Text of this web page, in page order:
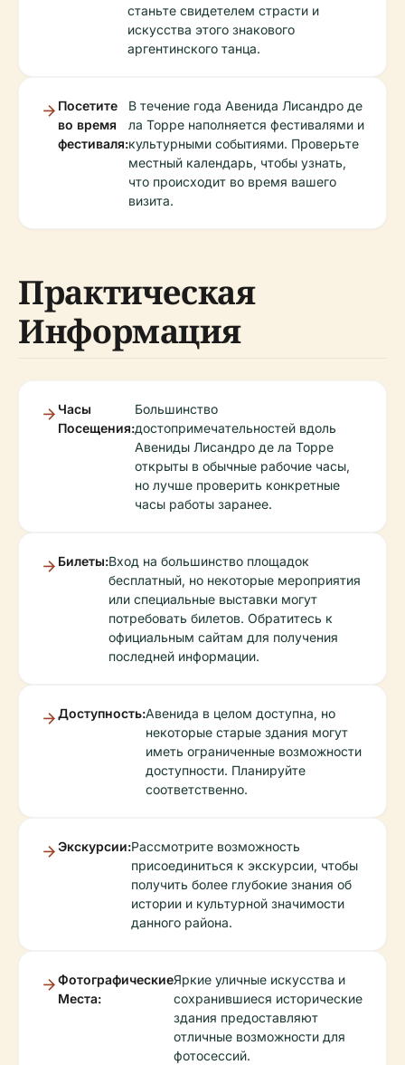
станьте свидетелем страсти и
искусства этого знакового
аргентинского танца.
Посетите
во время
фестиваля:
В течение года Авенидa Лисандро де
ла Торре наполняется фестивалями и
культурными событиями. Проверьте
местный календарь, чтобы узнать,
что происходит во время вашего
визита.
Практическая
Информация
Часы
Посещения:
Большинство
достопримечательностей вдоль
Авениды Лисандро де ла Торре
открыты в обычные рабочие часы,
но лучше проверить конкретные
часы работы заранее.
Билеты:Вход на большинство площадок
бесплатный, но некоторые мероприятия
или специальные выставки могут
потребовать билетов. Обратитесь к
официальным сайтам для получения
последней информации.
Доступность:Авенидa в целом доступна, но
некоторые старые здания могут
иметь ограниченные возможности
доступности. Планируйте
соответственно.
Экскурсии:Рассмотрите возможность
присоединиться к экскурсии, чтобы
получить более глубокие знания об
истории и культурной значимости
данного района.
Фотографические
Места:
Яркие уличные искусства и
сохранившиеся исторические
здания предоставляют
отличные возможности для
фотосессий.